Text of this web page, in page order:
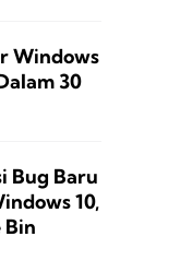
Windows
30
Bug Baru
10,
Bin